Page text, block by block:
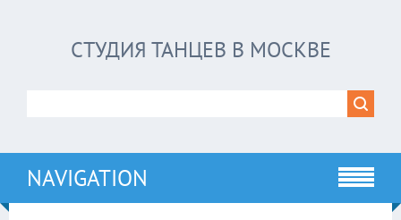
СТУДИЯ ТАНЦЕВ В МОСКВЕ
NAVIGATION